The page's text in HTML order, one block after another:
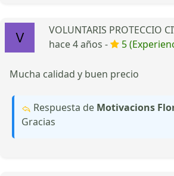
VOLUNTARIS PROTECCIO
hace 4 años -
5
Mucha calidad y buen precio
Respuesta de Motivacions
Gracias